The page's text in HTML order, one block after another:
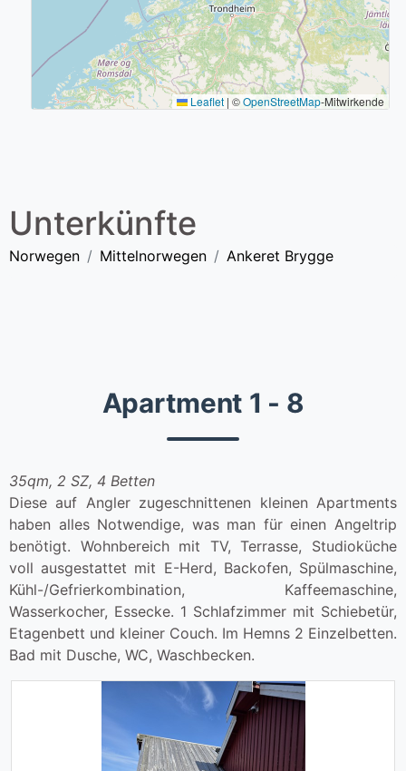
Leaflet | ©OpenStreetMap-Mitwirkende
Unterkünfte
Norwegen Mittelnorwegen Ankeret Brygge
Apartment 1 - 8
35qm, 2 SZ, 4 Betten
Diese auf Angler zugeschnittenen kleinen Apartments
haben alles Notwendige, was man für einen Angeltrip
benötigt. Wohnbereich mit TV, Terrasse, Studioküche
voll ausgestattet mit E-Herd, Backofen, Spülmaschine,
Kühl-/Gefrierkombination, Kaffeemaschine,
Wasserkocher, Essecke. 1 Schlafzimmer mit Schiebetür,
Etagenbett und kleiner Couch. Im Hemns 2 Einzelbetten.
Bad mit Dusche, WC, Waschbecken.